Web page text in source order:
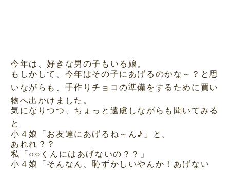
今年は、好きな男の子もいる娘。
もしかして、今年はその子にあげるのかな～？と思
いながらも、手作りチョコの準備をするために買い
物へ出かけました。
気になりつつ、ちょっと遠慮しながらも聞いてみる
と
小４娘「お友達にあげるね～ん♪」と。
あれれ？？
私「○○くんにはあげないの？？」
小４娘「そんなん、恥ずかしいやんか！あげない